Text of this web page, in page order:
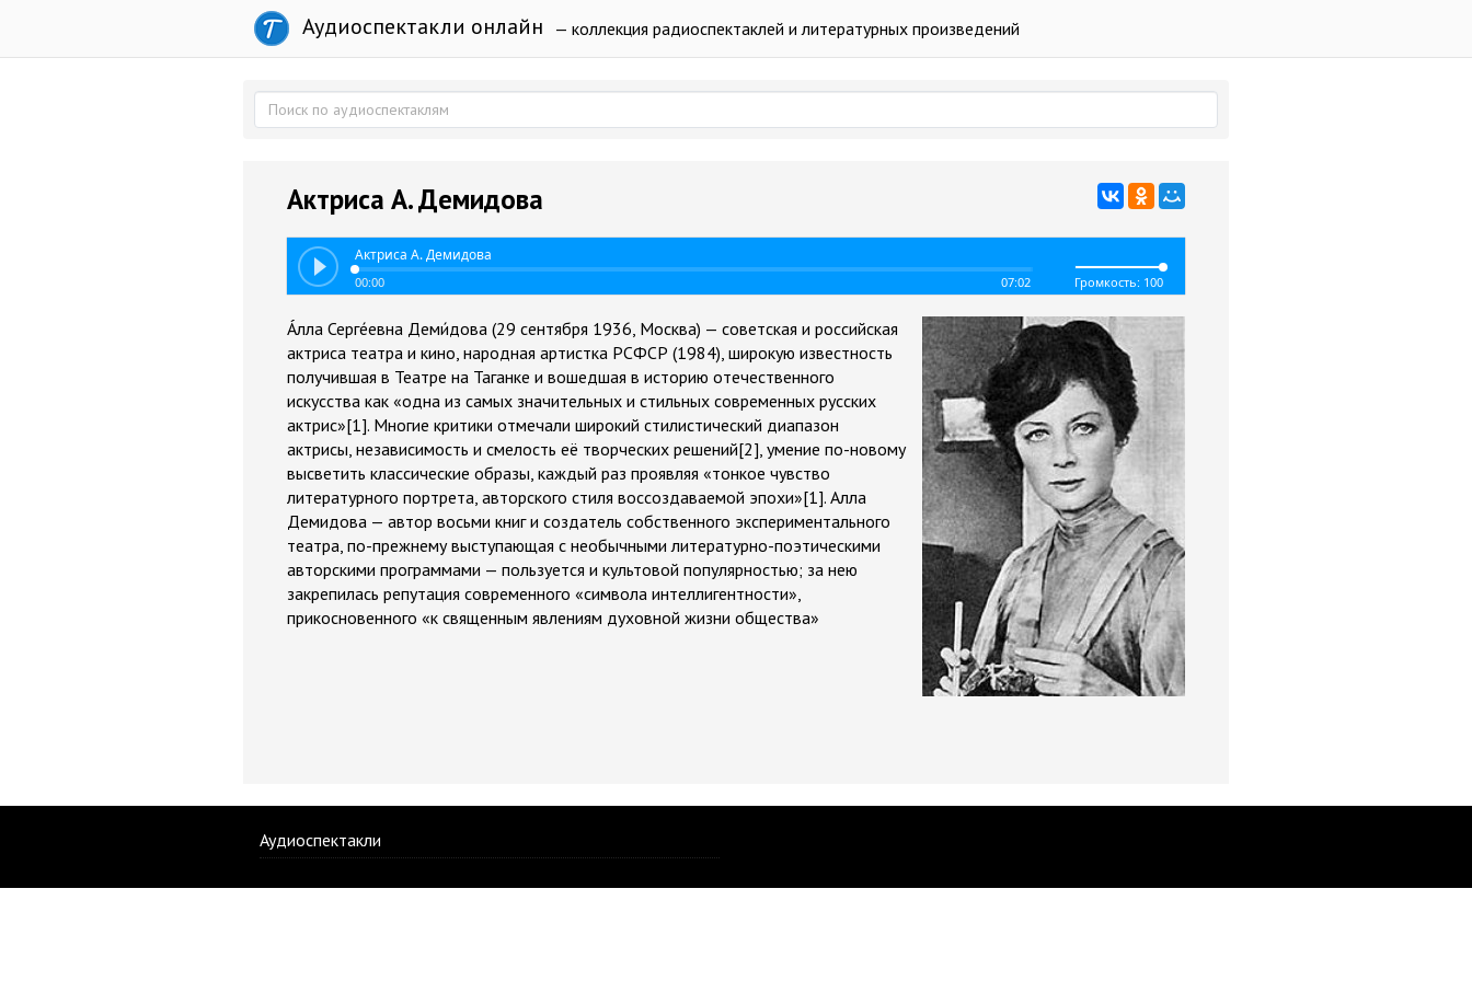
Аудиоспектакли онлайн — коллекция радиоспектаклей и литературных произведений
Актриса А. Демидова
Актриса А. Демидова
00:00 07:02 Громкость: 100
А́лла Серге́евна Деми́дова (29 сентября 1936, Москва) — советская и российская
актриса театра и кино, народная артистка РСФСР (1984), широкую известность
получившая в Театре на Таганке и вошедшая в историю отечественного
искусства как «одна из самых значительных и стильных современных русских
актрис»[1]. Многие критики отмечали широкий стилистический диапазон
актрисы, независимость и смелость её творческих решений[2], умение по-новому
высветить классические образы, каждый раз проявляя «тонкое чувство
литературного портрета, авторского стиля воссоздаваемой эпохи»[1]. Алла
Демидова — автор восьми книг и создатель собственного экспериментального
театра, по-прежнему выступающая с необычными литературно-поэтическими
авторскими программами — пользуется и культовой популярностью; за нею
закрепилась репутация современного «символа интеллигентности»,
прикосновенного «к священным явлениям духовной жизни общества»
Аудиоспектакли